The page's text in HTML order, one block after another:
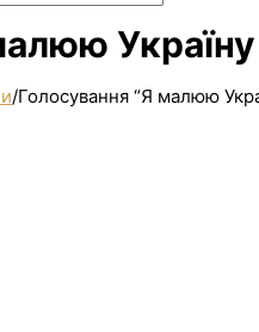
Україну
/Голосування “Я малюю